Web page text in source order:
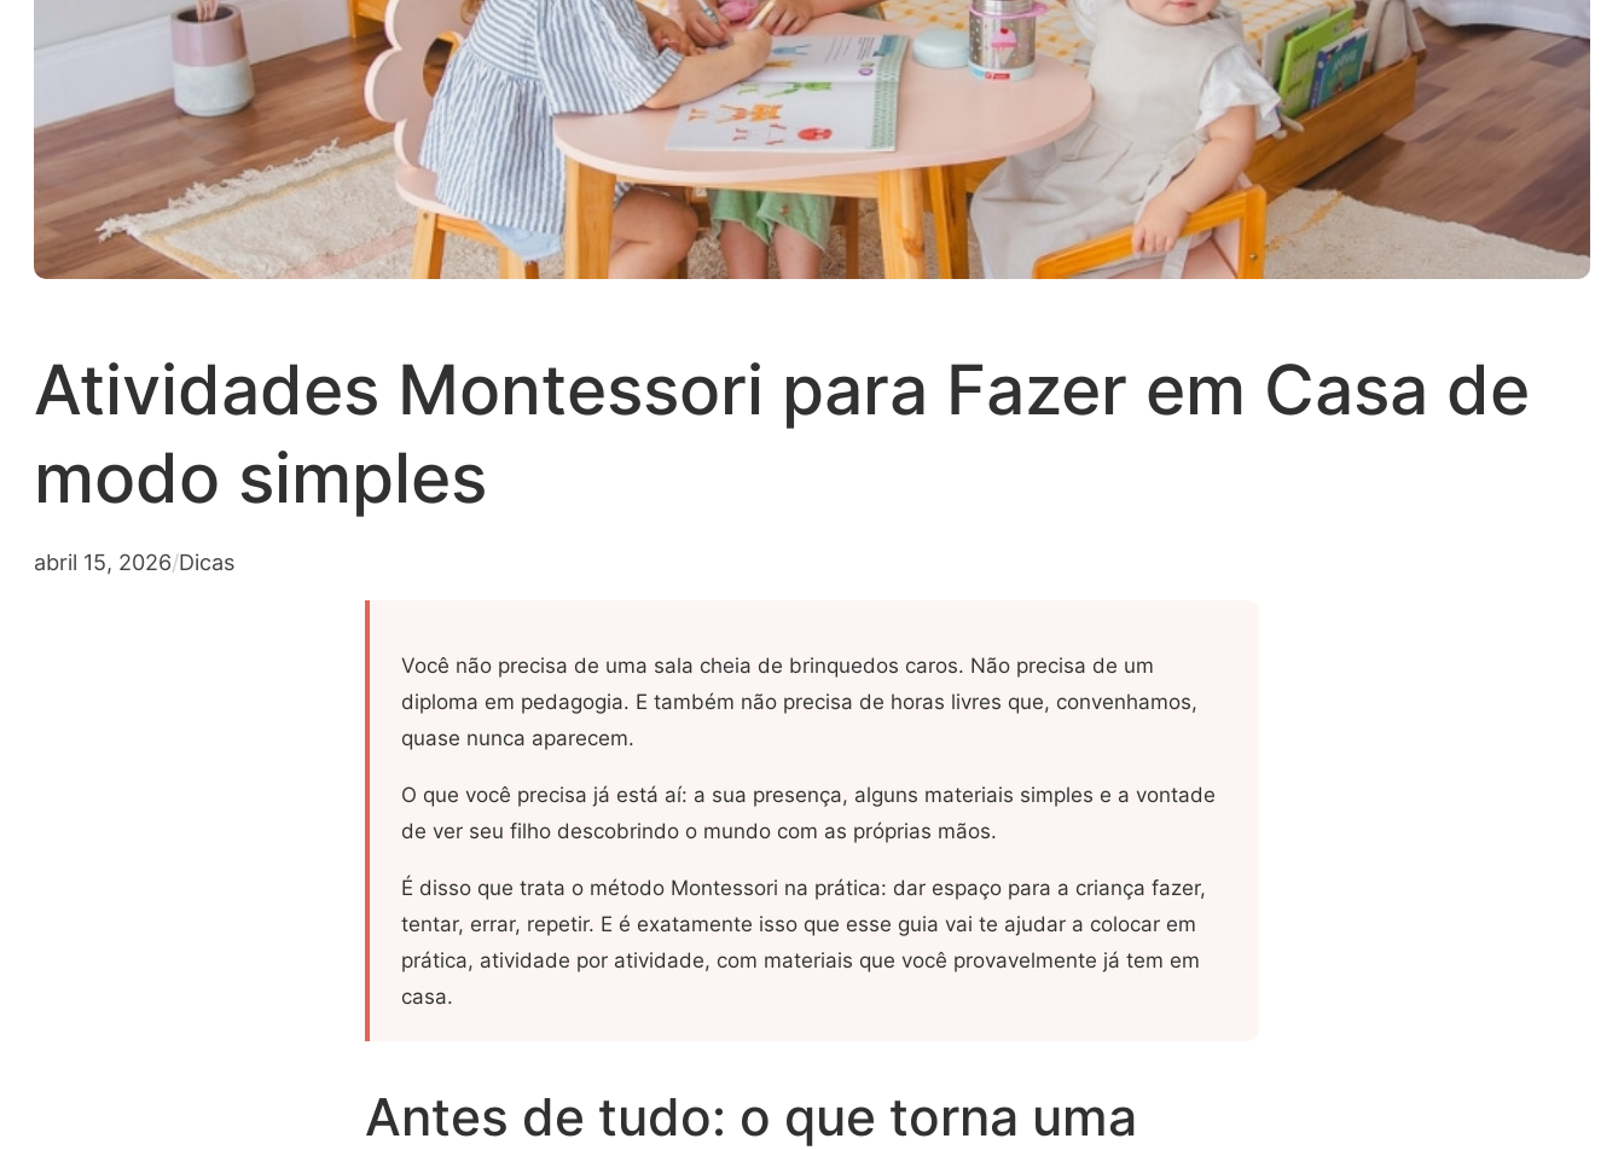
Atividades Montessori para Fazer em Casa de
modo simples
abril 15, 2026/Dicas
Você não precisa de uma sala cheia de brinquedos caros. Não precisa de um
diploma em pedagogia. E também não precisa de horas livres que, convenhamos,
quase nunca aparecem.
O que você precisa já está aí: a sua presença, alguns materiais simples e a vontade
de ver seu filho descobrindo o mundo com as próprias mãos.
É disso que trata o método Montessori na prática: dar espaço para a criança fazer,
tentar, errar, repetir. E é exatamente isso que esse guia vai te ajudar a colocar em
prática, atividade por atividade, com materiais que você provavelmente já tem em
casa.
Antes de tudo: o que torna uma